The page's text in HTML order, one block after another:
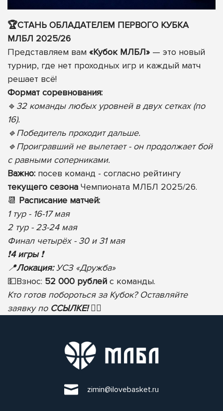
🏆СТАНЬ ОБЛАДАТЕЛЕМ ПЕРВОГО КУБКА
МЛБЛ 2025/26
Представляем вам «Кубок МЛБЛ» — это новый
турнир, где нет проходных игр и каждый матч
решает всё!
Формат соревнования:
🔹 32 команды любых уровней в двух сетках (по
16).
🔹Победитель проходит дальше.
🔹Проигравший не вылетает - он продолжает бой
с равными соперниками.
Важно: посев команд - согласно рейтингу
текущего сезона Чемпионата МЛБЛ 2025/26.
📆 Расписание матчей:
1 тур - 16-17 мая
2 тур - 23-24 мая
Финал четырёх - 30 и 31 мая
❗️4 игры❗️
📍Локация:УСЗ «Дружба»
💵Взнос: 52 000 рублей с команды.
Кто готов побороться за Кубок? Оставляйте
заявку по ССЫЛКЕ! ✍🏻
zimin@ilovebasket.ru